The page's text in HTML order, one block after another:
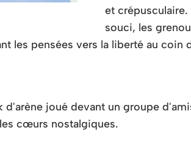
et
souci, les
les pensées vers la liberté au
joué devant un groupe
cœurs nostalgiques.